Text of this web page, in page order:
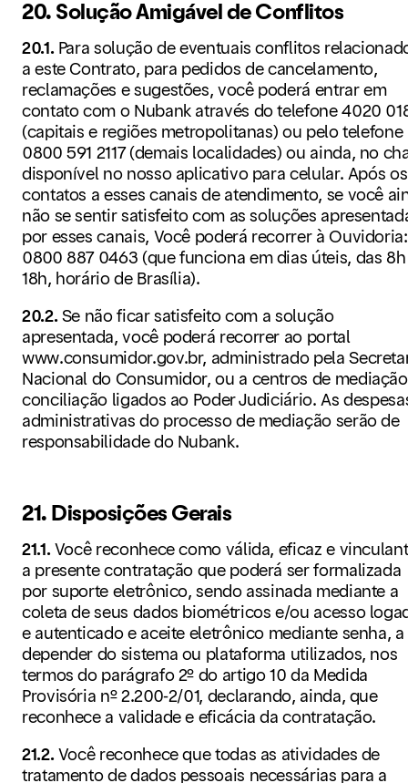
20. Solução Amigável de Conflitos
20.1. Para solução de eventuais conflitos
a este Contrato, para pedidos de cancelamento,
reclamações e sugestões, você poderá entrar em
contato com o Nubank através do telefone 4020
(capitais e regiões metropolitanas) ou pelo telefone
0800 591 2117 (demais localidades) ou ainda, no
disponível no nosso aplicativo para celular. Após os
contatos a esses canais de atendimento, se você
não se sentir satisfeito com as soluções
por esses canais, Você poderá recorrer à Ouvidoria:
0800 887 0463 (que funciona em dias úteis, das 8h
18h, horário de Brasília).
20.2. Se não ficar satisfeito com a solução
apresentada, você poderá recorrer ao portal
www.consumidor.gov.br, administrado pela
Nacional do Consumidor, ou a centros de
conciliação ligados ao Poder Judiciário. As
administrativas do processo de mediação serão de
responsabilidade do Nubank.
21. Disposições Gerais
21.1.Você reconhece como válida, eficaz e
a presente contratação que poderá ser formalizada
por suporte eletrônico, sendo assinada mediante a
coleta de seus dados biométricos e/ou acesso
e autenticado e aceite eletrônico mediante senha, a
depender do sistema ou plataforma utilizados, nos
termos do parágrafo 2º do artigo 10 da Medida
Provisória nº 2.200-2/01, declarando, ainda, que
reconhece a validade e eficácia da contratação.
21.2. Você reconhece que todas as atividades de
tratamento de dados pessoais necessárias para a